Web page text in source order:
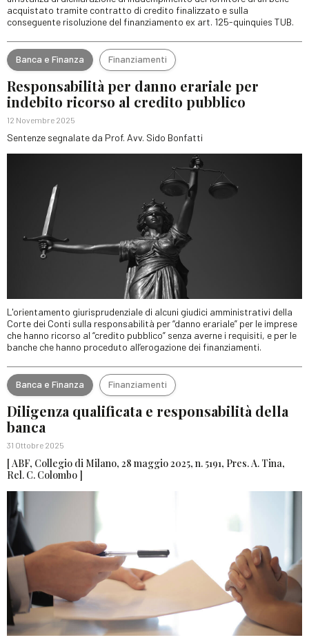
acquistato tramite contratto di credito finalizzato e sulla
conseguente risoluzione del finanziamento ex art. 125-quinquies TUB.
Banca e Finanza Finanziamenti
Responsabilità per danno erariale per
indebito ricorso al credito pubblico
12 Novembre 2025
Sentenze segnalate da Prof. Avv. Sido Bonfatti
L'orientamento giurisprudenziale di alcuni giudici amministrativi della
Corte dei Conti sulla responsabilità per “danno erariale” per le imprese
che hanno ricorso al “credito pubblico” senza averne i requisiti, e per le
banche che hanno proceduto all’erogazione dei finanziamenti.
Banca e Finanza Finanziamenti
Diligenza qualificata e responsabilità della
banca
31 Ottobre 2025
[ ABF, Collegio di Milano, 28 maggio 2025, n. 5191, Pres. A. Tina,
Rel. C. Colombo ]